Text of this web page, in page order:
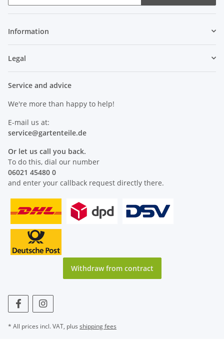
Information
Legal
Service and advice
We're more than happy to help!
E-mail us at:
service@gartenteile.de
Or let us call you back.
To do this, dial our number
06021 45480 0
and enter your callback request directly there.
Withdraw from contract
* All prices incl. VAT, plus shipping fees